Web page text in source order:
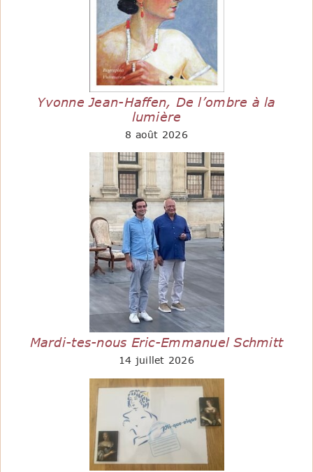
Yvonne Jean-Haffen, De l’ombre à la
lumière
8 août 2026
Mardi-tes-nous Eric-Emmanuel Schmitt
14 juillet 2026